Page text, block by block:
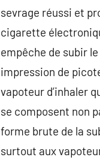
sevrage réussi et
cigarette
empêche de subir
impression de
vapoteur d’inhaler
se composent non
forme brute de la
surtout aux